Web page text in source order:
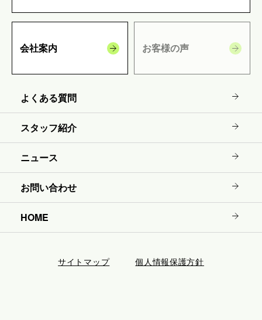
会社案内 お客様の声
よくある質問
スタッフ紹介
ニュース
お問い合わせ
HOME
サイトマップ 個人情報保護方針